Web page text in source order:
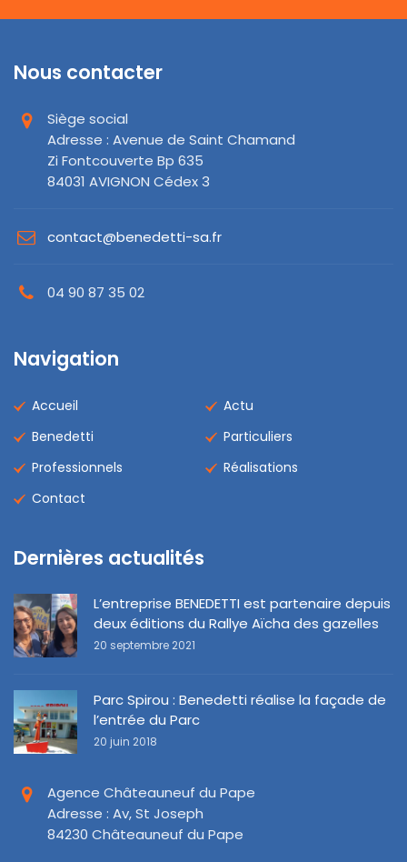
Nous contacter
Siège social
Adresse : Avenue de Saint Chamand
Zi Fontcouverte Bp 635
84031 AVIGNON Cédex 3
contact@benedetti-sa.fr
04 90 87 35 02
Navigation
Accueil
Actu
Benedetti
Particuliers
Professionnels
Réalisations
Contact
Dernières actualités
L’entreprise BENEDETTI est partenaire depuis
deux éditions du Rallye Aïcha des gazelles
20 septembre 2021
Parc Spirou : Benedetti réalise la façade de
l’entrée du Parc
20 juin 2018
Agence Châteauneuf du Pape
Adresse : Av, St Joseph
84230 Châteauneuf du Pape